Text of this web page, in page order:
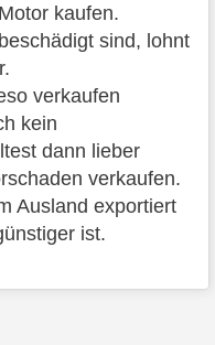
kaufen.
sind, lohnt
verkaufen
kein
dann lieber
verkaufen.
Ausland exportiert
ist.